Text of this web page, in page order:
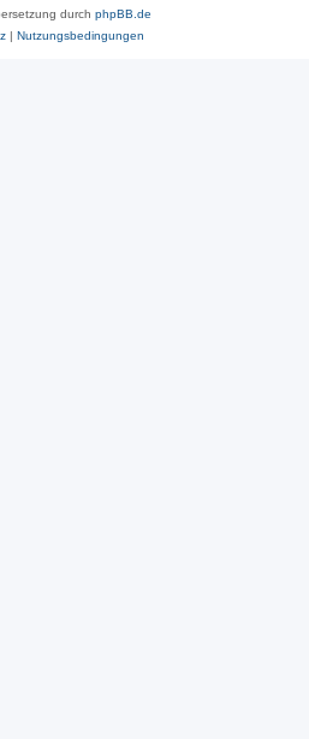
durch phpBB.de
| Nutzungsbedingungen